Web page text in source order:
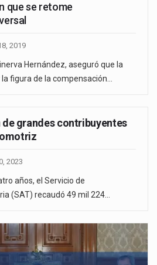
que se retome
2019
Hernández, aseguró que la
figura de la compensación…
grandes contribuyentes
2023
años, el Servicio de
(SAT) recaudó 49 mil 224…